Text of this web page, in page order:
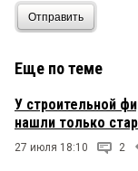
Отправить
Еще по теме
У строительной
нашли только
27 июля 18:10 2